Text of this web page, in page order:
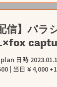
信】パラ
日時
TICKET ■会場チケット 前売り ¥ 3,500 |